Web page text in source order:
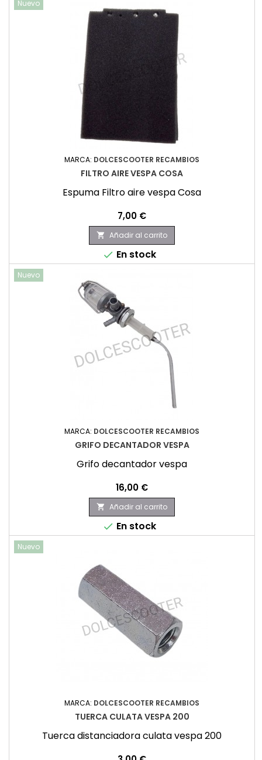
Nuevo
MARCA: DOLCESCOOTER RECAMBIOS
FILTRO AIRE VESPA COSA
Espuma Filtro aire vespa Cosa
Precio
7,00 €
 Añadir al carrito
 En stock
Nuevo
MARCA: DOLCESCOOTER RECAMBIOS
GRIFO DECANTADOR VESPA
Grifo decantador vespa
Precio
16,00 €
 Añadir al carrito
 En stock
Nuevo
MARCA: DOLCESCOOTER RECAMBIOS
TUERCA CULATA VESPA 200
Tuerca distanciadora culata vespa 200